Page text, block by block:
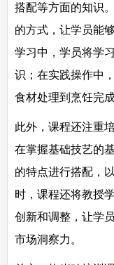
搭配等方面的知识
的方式，让学员能
学习中，学员将学
识；在实践操作中
食材处理到烹饪完
此外，课程还注重
在掌握基础技艺的
的特点进行搭配，
时，课程还将教授
创新和调整，让学
市场洞察力。